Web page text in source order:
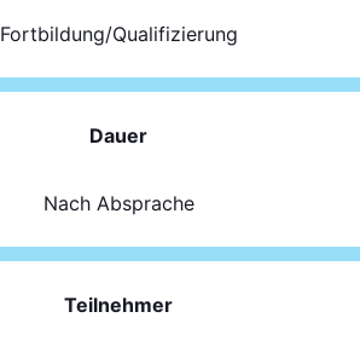
Fortbildung/Qualifizierung
Dauer
Nach Absprache
Teilnehmer